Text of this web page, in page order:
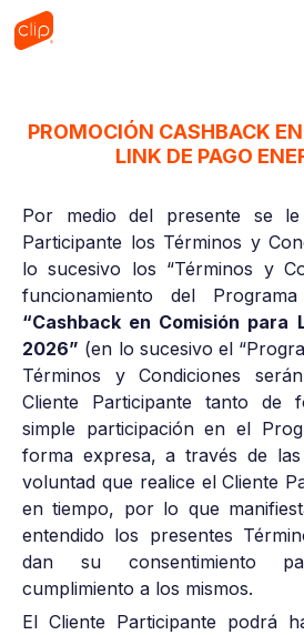
PROMOCIÓN CASHBACK
LINK DE PAGO
Por medio del presente se
Participante los Términos y
lo sucesivo los “Términos y
funcionamiento del
“Cashback en Comisión para
2026” (en lo sucesivo el
Términos y Condiciones
Cliente Participante tanto de
simple participación en el
forma expresa, a través de las
voluntad que realice el Cliente
en tiempo, por lo que
entendido los presentes
dan su consentimiento
cumplimiento a los mismos.
El Cliente Participante podrá